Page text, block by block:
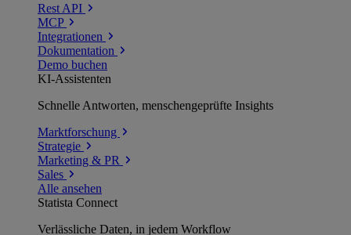
Rest API
MCP
Integrationen
Dokumentation
Demo buchen
KI-Assistenten
Schnelle Antworten, menschengeprüfte Insights
Marktforschung
Strategie
Marketing & PR
Sales
Alle ansehen
Statista Connect
Verlässliche Daten, in jedem Workflow